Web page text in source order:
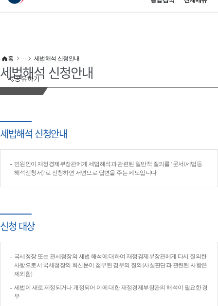
이 누리집은 대한민국 공식 전자정부 누리집입니다.
공유하기
홈 세법해석 신청안내
세법해석 신청안내
세법해석 신청안내
민원인이 재정경제부장관에게 세법해석과 관련된 일반적 질의를 '문서(세법등
해석신청서)'로 신청하면 서면으로 답변을 주는 제도입니다.
신청 대상
국세청장 또는 관세청장의 세법 해석에 대하여 재정경제부장관에게 다시 질의한
사항으로서 국세청장의 회신문이 첨부된 경우의 질의(사실판단과 관련된 사항은
제외함)
세법이 새로 제정되거나 개정되어 이에 대한 재정경제부장관의 해석이 필요한 경
우